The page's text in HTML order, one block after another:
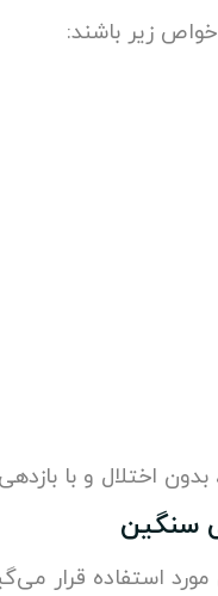
زیر باشند:
اختلال و با بازدهی
سنگین
استفاده قرار